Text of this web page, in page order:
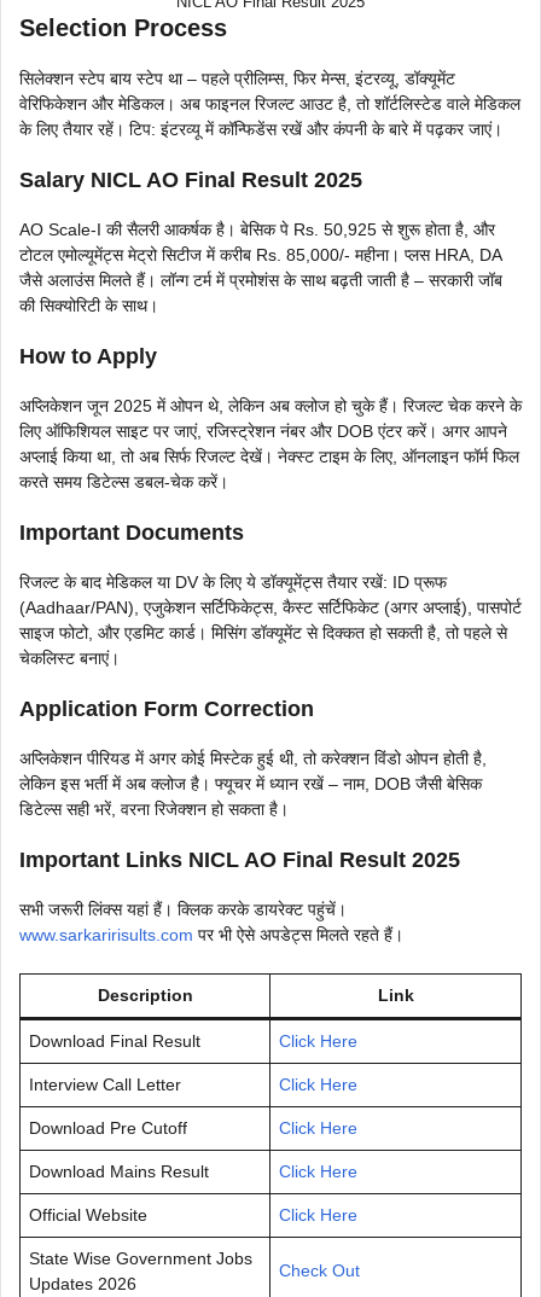
Selection Process
सिलेक्शन स्टेप बाय स्टेप था – पहले प्रीलिम्स, फिर मेन्स, इंटरव्यू, डॉक्यूमेंट
वेरिफिकेशन और मेडिकल। अब फाइनल रिजल्ट आउट है, तो शॉर्टलिस्टेड वाले मेडिकल
के लिए तैयार रहें। टिप: इंटरव्यू में कॉन्फिडेंस रखें और कंपनी के बारे में पढ़कर जाएं।
Salary NICL AO Final Result 2025
AO Scale-I की सैलरी आकर्षक है। बेसिक पे Rs. 50,925 से शुरू होता है, और
टोटल एमोल्यूमेंट्स मेट्रो सिटीज में करीब Rs. 85,000/- महीना। प्लस HRA, DA
जैसे अलाउंस मिलते हैं। लॉन्ग टर्म में प्रमोशंस के साथ बढ़ती जाती है – सरकारी जॉब
की सिक्योरिटी के साथ।
How to Apply
अप्लिकेशन जून 2025 में ओपन थे, लेकिन अब क्लोज हो चुके हैं। रिजल्ट चेक करने के
लिए ऑफिशियल साइट पर जाएं, रजिस्ट्रेशन नंबर और DOB एंटर करें। अगर आपने
अप्लाई किया था, तो अब सिर्फ रिजल्ट देखें। नेक्स्ट टाइम के लिए, ऑनलाइन फॉर्म फिल
करते समय डिटेल्स डबल-चेक करें।
Important Documents
रिजल्ट के बाद मेडिकल या DV के लिए ये डॉक्यूमेंट्स तैयार रखें: ID प्रूफ
(Aadhaar/PAN), एजुकेशन सर्टिफिकेट्स, कैस्ट सर्टिफिकेट (अगर अप्लाई), पासपोर्ट
साइज फोटो, और एडमिट कार्ड। मिसिंग डॉक्यूमेंट से दिक्कत हो सकती है, तो पहले से
चेकलिस्ट बनाएं।
Application Form Correction
अप्लिकेशन पीरियड में अगर कोई मिस्टेक हुई थी, तो करेक्शन विंडो ओपन होती है,
लेकिन इस भर्ती में अब क्लोज है। फ्यूचर में ध्यान रखें – नाम, DOB जैसी बेसिक
डिटेल्स सही भरें, वरना रिजेक्शन हो सकता है।
Important Links NICL AO Final Result 2025
सभी जरूरी लिंक्स यहां हैं। क्लिक करके डायरेक्ट पहुंचें।
www.sarkaririsults.com पर भी ऐसे अपडेट्स मिलते रहते हैं।
Description Link
Download Final Result Click Here
Interview Call Letter Click Here
Download Pre Cutoff Click Here
Download Mains Result Click Here
Official Website Click Here
State Wise Government Jobs
Updates 2026
Check Out